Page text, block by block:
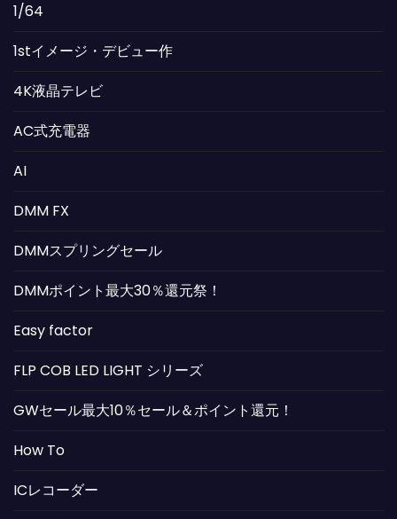
1/64
1stイメージ・デビュー作
4K液晶テレビ
AC式充電器
AI
DMM FX
DMMスプリングセール
DMMポイント最大30％還元祭！
Easy factor
FLP COB LED LIGHT シリーズ
GWセール最大10％セール＆ポイント還元！
How To
ICレコーダー